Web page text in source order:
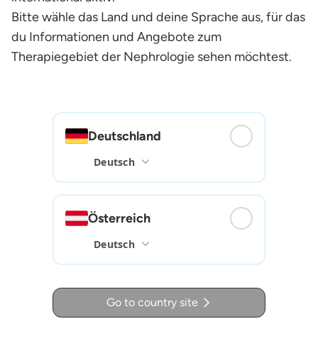
Bitte wähle das Land und deine Sprache aus, für das
du Informationen und Angebote zum
Therapiegebiet der Nephrologie sehen möchtest.
Deutschland
Österreich
Go to country site